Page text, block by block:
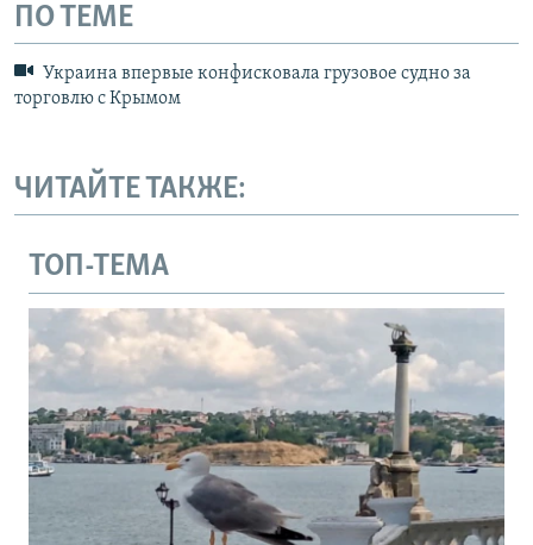
ПО ТЕМЕ
Украина впервые конфисковала грузовое судно за
торговлю с Крымом
ЧИТАЙТЕ ТАКЖЕ:
ТОП-ТЕМА